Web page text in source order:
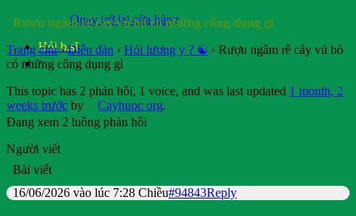
Quay trở lại cửa hàng
Hỏi b.sĩ
Rượu ngâm rễ cây vú bò có những công dụng gì
Trang chủ › Diễn đàn › Hỏi lương y ? ☯️ › Rượu ngâm rễ cây vú bò
có những công dụng gì
This topic has 2 phản hồi, 1 voice, and was last updated 1 month, 2
weeks trước by Cayhuoc org.
Đang xem 2 luồng phản hồi
Người viết
Bài viết
16/06/2026 vào lúc 7:28 Chiều#94843Reply